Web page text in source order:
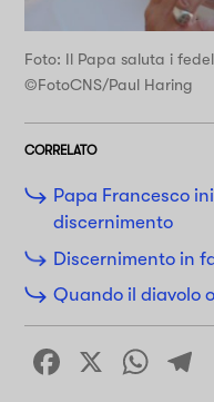
Foto: Il Papa saluta i
©FotoCNS/Paul Haring
CORRELATO
Papa Francesco
discernimento
Discernimento in
Quando il diavolo
Facebook
X